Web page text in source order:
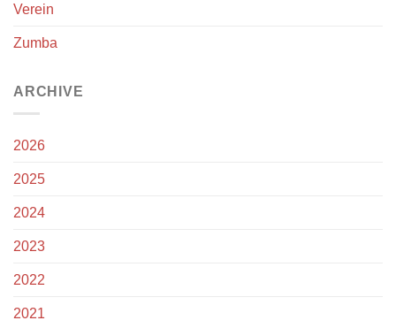
Verein
Zumba
ARCHIVE
2026
2025
2024
2023
2022
2021